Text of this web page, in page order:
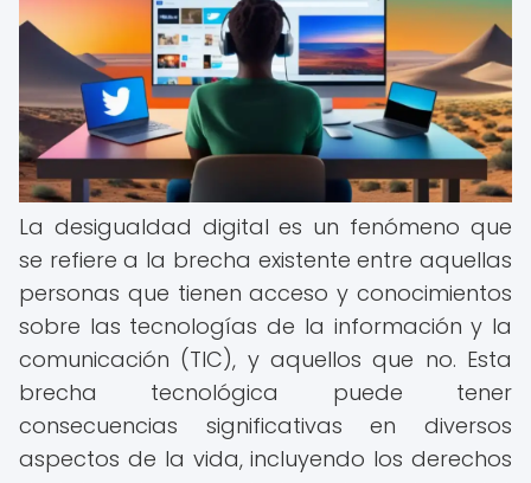
La desigualdad digital es un fenómeno que
se refiere a la brecha existente entre aquellas
personas que tienen acceso y conocimientos
sobre las tecnologías de la información y la
comunicación (TIC), y aquellos que no. Esta
brecha tecnológica puede tener
consecuencias significativas en diversos
aspectos de la vida, incluyendo los derechos